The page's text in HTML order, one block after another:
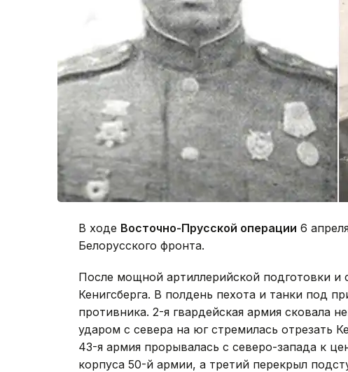
В ходе Восточно-Прусской операции 6
Белорусского фронта.
После мощной артиллерийской подготовки
Кенигсберга. В полдень пехота и танки под
противника. 2-я гвардейская армия сковала
ударом с севера на юг стремилась отрезать
43-я армия прорывалась с северо-запада к
корпуса 50-й армии, а третий перекрыл